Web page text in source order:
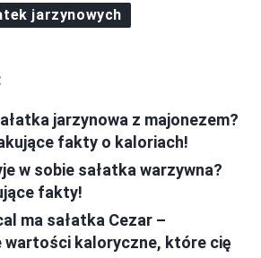
jarzynowych
jarzynowa z majonezem?
fakty o kaloriach!
w sobie sałatka warzywna?
fakty!
ma sałatka Cezar –
wartości kaloryczne, które cię